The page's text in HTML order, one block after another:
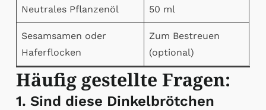
Neutrales Pflanzenöl 50 ml
Sesamsamen oder
Haferflocken
Zum Bestreuen
(optional)
Häufig gestellte Fragen:
1. Sind diese Dinkelbrötchen